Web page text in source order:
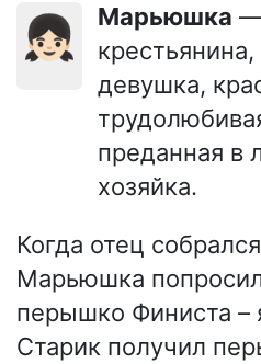
👧🏻 Марьюшка —
девушка,
преданная в
хозяйка.
Когда отец
Марьюшка
перышко Финиста –
Старик получил